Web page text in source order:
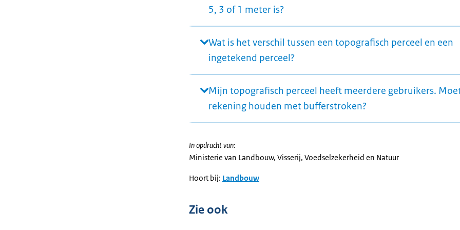
5, 3 of 1 meter is?
Wat is het verschil tussen een topografisch perceel en een
ingetekend perceel?
Mijn topografisch perceel heeft meerdere gebruikers.
rekening houden met bufferstroken?
In opdracht van:
Ministerie van Landbouw, Visserij, Voedselzekerheid en Natuur
Hoort bij: Landbouw
Zie ook